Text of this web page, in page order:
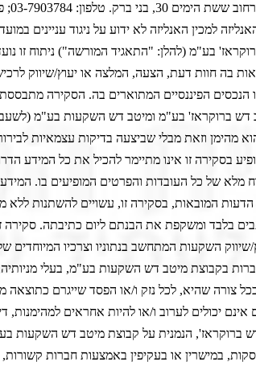
למכין האנליזה לא ידוע על ניגוד עניינים
בע"מ (להלן: "התאגיד המורשה") ניתוח זו
בה חוות דעת, הצעה, המלצה או יעוץ/שיווק
הנכסים הפיננסיים המתוארים בה. הסקירה
דש ברוקראז' בע"מ ומיטב דש השקעות בע"מ
מהימן וזאת מבלי שביצעה בדיקות עצמאיות
בסקירה זו אינו מתיימר להכיל את כל המידע
מלא של כל העובדות והפרטים המופיעים בו.
המובאות, בסקירה זו, עשויים להשתנות ללא
בלבד ומשקפת את הבנתם ליום כתיבתה. סקירה
שיווק השקעות המתחשב בנתוניו וצרכיו
בקבוצת מיטב דש השקעות בע"מ, בעלי
צורה שהיא, לכל נזק ו/או הפסד שייגרם כתוצאה
אינם יכולים לערוב ו/או להיות אחראים למהימנות,
ברוקראז', הנמנית על קבוצת מיטב דש השקעות
במישרין או בעקיפין באמצעות חברות